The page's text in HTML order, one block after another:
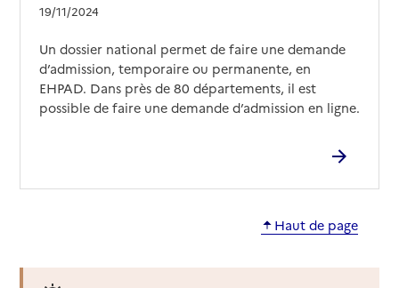
19/11/2024
Un dossier national permet de faire une demande
d’admission, temporaire ou permanente, en
EHPAD. Dans près de 80 départements, il est
possible de faire une demande d’admission en ligne.
Haut de page